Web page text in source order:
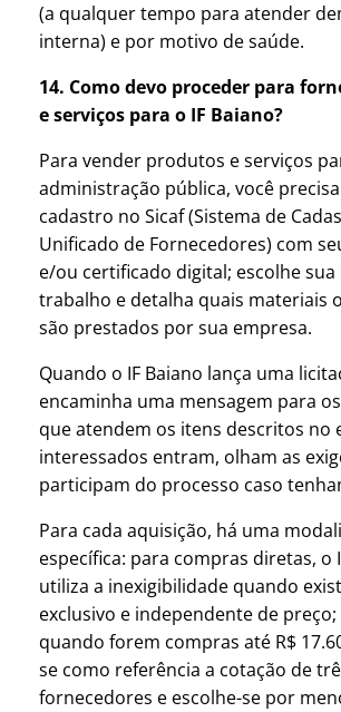
(a qualquer tempo para atender
interna) e por motivo de saúde.
14. Como devo proceder para
e serviços para o IF Baiano?
Para vender produtos e serviços
administração pública, você
cadastro no Sicaf (Sistema de
Unificado de Fornecedores) com
e/ou certificado digital; escolhe sua
trabalho e detalha quais materiais
são prestados por sua empresa.
Quando o IF Baiano lança uma
encaminha uma mensagem para
que atendem os itens descritos no
interessados entram, olham as
participam do processo caso
Para cada aquisição, há uma
específica: para compras diretas, o
utiliza a inexigibilidade quando
exclusivo e independente de preço;
quando forem compras até R$
se como referência a cotação de
fornecedores e escolhe-se por